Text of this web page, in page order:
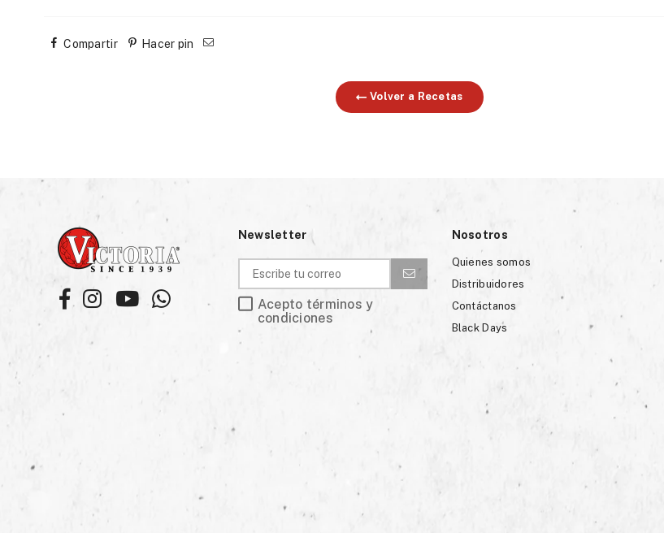
Compartir Hacer pin
Volver a Recetas
FacebookInstagramYouTubeWhatsapp
Newsletter
Acepto términos y
condiciones
Nosotros
Quienes somos
Distribuidores
Contáctanos
Black Days